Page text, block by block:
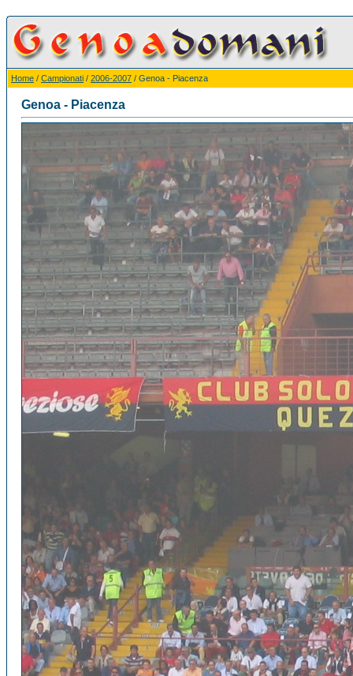
Home / Campionati / 2006-2007 / Genoa - Piacenza
Genoa - Piacenza